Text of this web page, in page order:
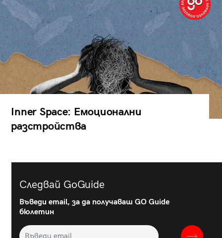
Inner Space: Емоционални
разстройства
Следвай GoGuide
Въведи email, за да получаваш GO Guide
бюлетин